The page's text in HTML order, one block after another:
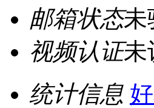
邮箱状态未
视频认证未
统计信息